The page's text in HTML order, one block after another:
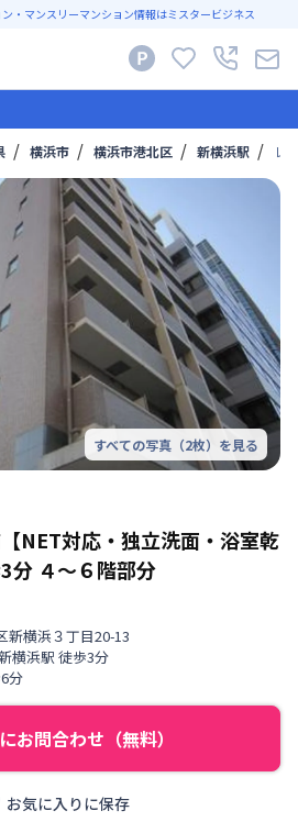
・マンスリーマンション情報はミスタービジネス
横浜市 横浜市港北区 新横浜駅 レ
すべての写真（2枚）を見る
NET対応・独立洗面・浴室乾
分 ４～６階部分
新横浜３丁目20-13
横浜駅 徒歩3分
6分
お問合わせ（無料）
お気に入りに保存